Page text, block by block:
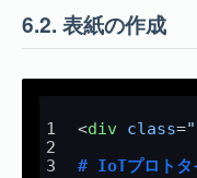
6.2. 表紙の作成
<div class=
# IoTプロトタ